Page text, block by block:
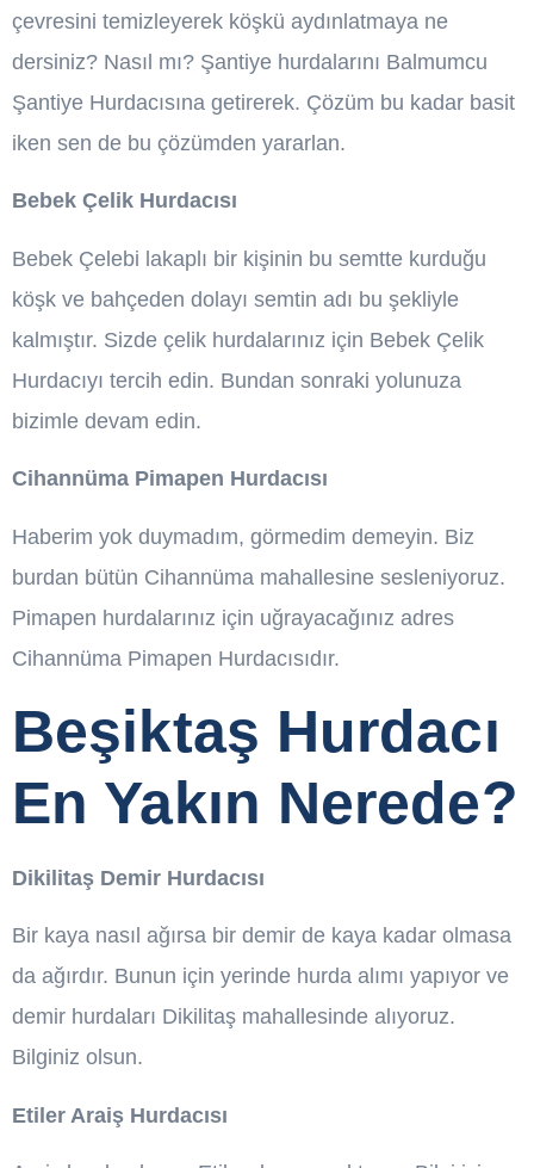
çevresini temizleyerek köşkü aydınlatmaya ne
dersiniz? Nasıl mı? Şantiye hurdalarını Balmumcu
Şantiye Hurdacısına getirerek. Çözüm bu kadar basit
iken sen de bu çözümden yararlan.
Bebek Çelik Hurdacısı
Bebek Çelebi lakaplı bir kişinin bu semtte kurduğu
köşk ve bahçeden dolayı semtin adı bu şekliyle
kalmıştır. Sizde çelik hurdalarınız için Bebek Çelik
Hurdacıyı tercih edin. Bundan sonraki yolunuza
bizimle devam edin.
Cihannüma Pimapen Hurdacısı
Haberim yok duymadım, görmedim demeyin. Biz
burdan bütün Cihannüma mahallesine sesleniyoruz.
Pimapen hurdalarınız için uğrayacağınız adres
Cihannüma Pimapen Hurdacısıdır.
Beşiktaş Hurdacı
En Yakın Nerede?
Dikilitaş Demir Hurdacısı
Bir kaya nasıl ağırsa bir demir de kaya kadar olmasa
da ağırdır. Bunun için yerinde hurda alımı yapıyor ve
demir hurdaları Dikilitaş mahallesinde alıyoruz.
Bilginiz olsun.
Etiler Araiş Hurdacısı